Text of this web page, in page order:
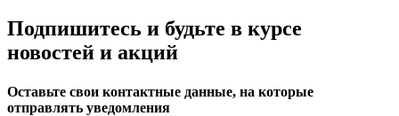
Подпишитесь и будьте в курсе
новостей и акций
Оставьте свои контактные данные, на которые
отправлять уведомления